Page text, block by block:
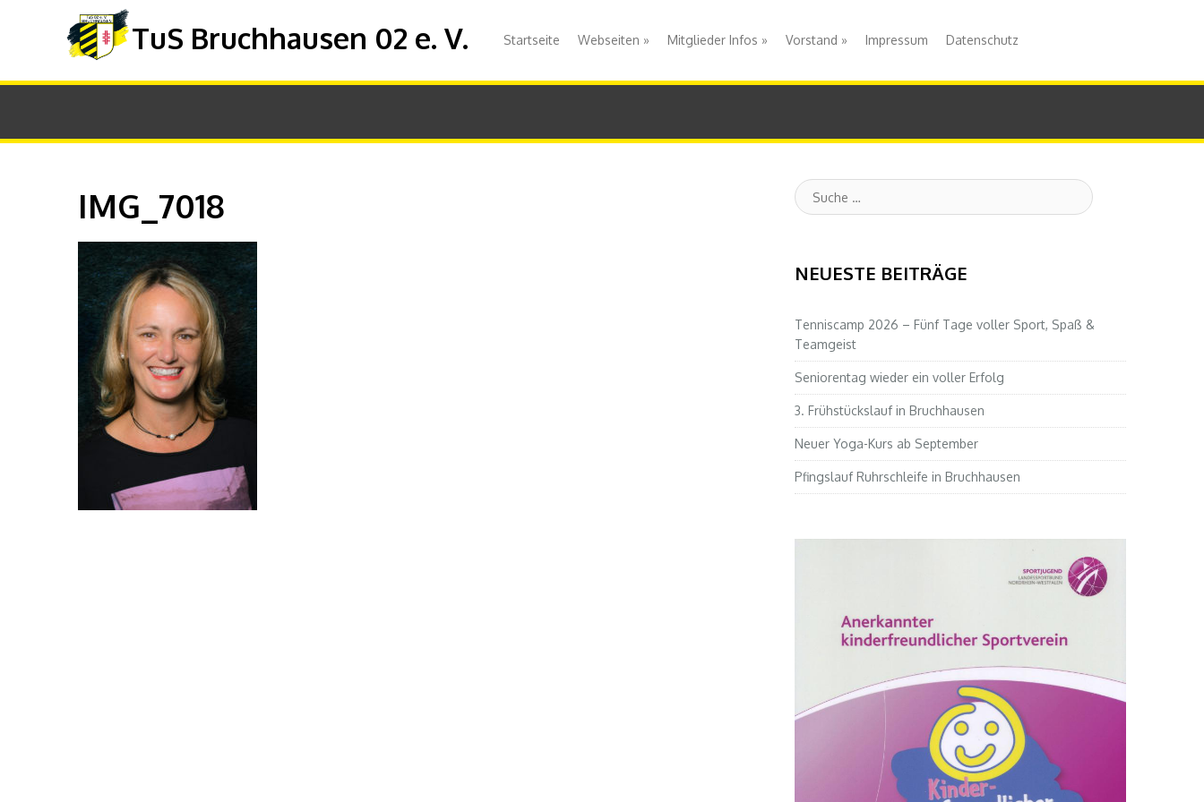
TuS Bruchhausen 02 e. V. Startseite Webseiten » Mitglieder Infos » Vorstand » Impressum Datenschutz
IMG_7018
Suche
:
NEUESTE BEITRÄGE
Tenniscamp 2026 – Fünf Tage voller Sport, Spaß &
Teamgeist
Seniorentag wieder ein voller Erfolg
3. Frühstückslauf in Bruchhausen
Neuer Yoga-Kurs ab September
Pfingslauf Ruhrschleife in Bruchhausen